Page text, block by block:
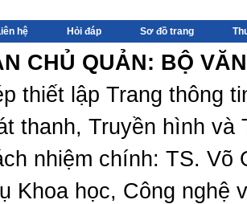
hệ Hỏi đáp Sơ đồ trang
CHỦ QUẢN: BỘ
thiết lập Trang thông
thanh, Truyền hình
nhiệm chính: TS.
Khoa học, Công nghệ